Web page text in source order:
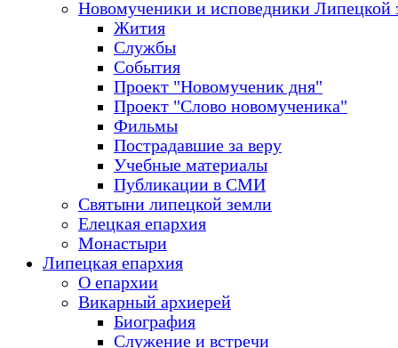
Новомученики и исповедники Липецкой
Жития
Службы
События
Проект "Новомученик дня"
Проект "Слово новомученика"
Фильмы
Пострадавшие за веру
Учебные материалы
Публикации в СМИ
Святыни липецкой земли
Елецкая епархия
Монастыри
Липецкая епархия
О епархии
Викарный архиерей
Биография
Служение и встречи